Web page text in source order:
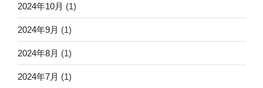
2024年10月 (1)
2024年9月 (1)
2024年8月 (1)
2024年7月 (1)